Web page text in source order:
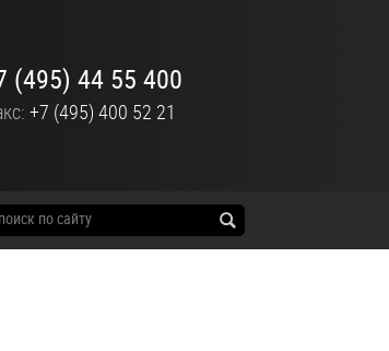
(495) 44 55 400
+7 (495) 400 52 21